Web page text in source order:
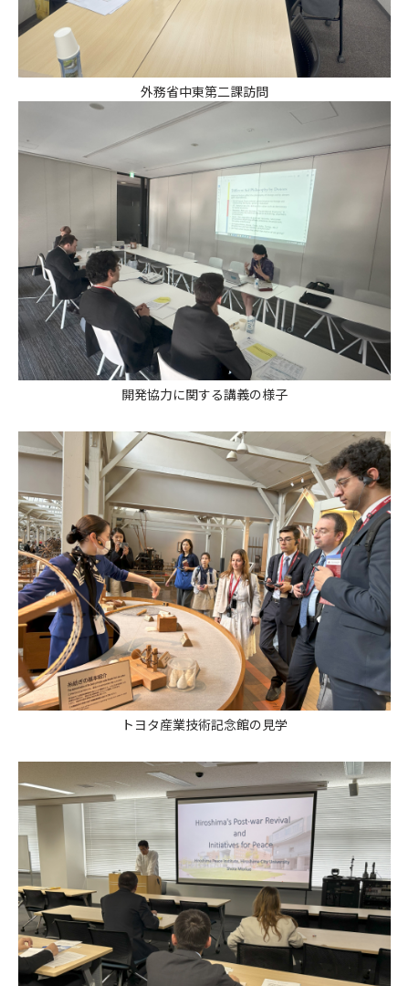
外務省中東第二課訪問
開発協力に関する講義の様子
トヨタ産業技術記念館の見学